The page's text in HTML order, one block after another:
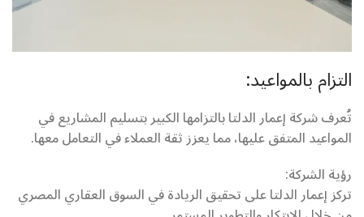
التزام بالمواعيد:
تُعرف شركة إعمار الدلتا بالتزامها الكبير بتسليم المشاريع في
المواعيد المتفق عليها، مما يعزز ثقة العملاء في التعامل معها.
رؤية الشركة:
تركز إعمار الدلتا على تحقيق الريادة في السوق العقاري المصري